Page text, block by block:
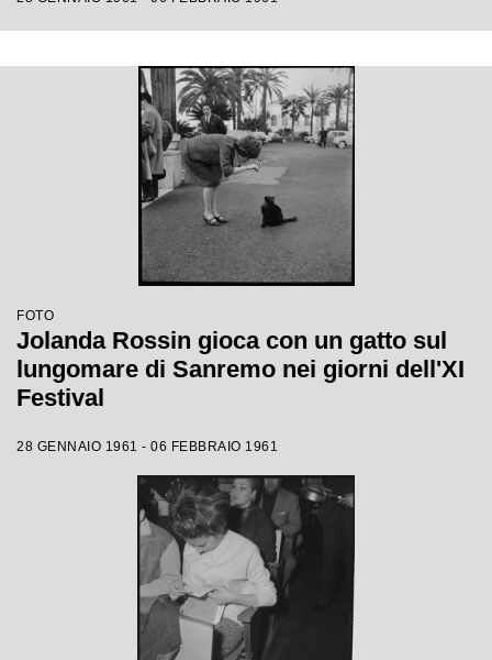
FOTO
Jolanda Rossin gioca con un gatto sul
lungomare di Sanremo nei giorni dell'XI
Festival
28 GENNAIO 1961 - 06 FEBBRAIO 1961